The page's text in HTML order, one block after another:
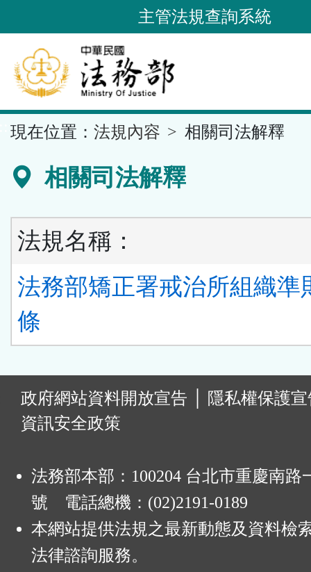
到
要
內
容
區
主管法規查詢系統
現在位置： 法規內容 相關司法解釋
相關司法解釋
法規名稱：
法務部矯正署戒治所組織準
條
政府網站資料開放宣告
隱私權保護
資訊安全政策
法務部本部：100204 台北市重慶南路
號 電話總機：(02)2191-0189
本網站提供法規之最新動態及資料檢
法律諮詢服務。